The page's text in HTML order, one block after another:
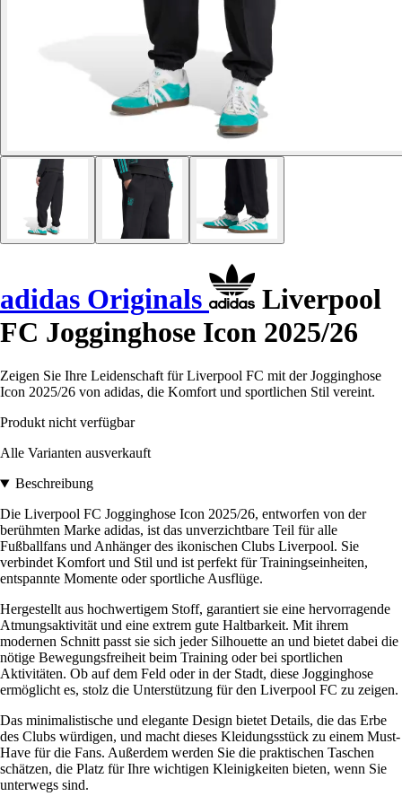
adidas Originals
Liverpool
FC Jogginghose Icon 2025/26
Zeigen Sie Ihre Leidenschaft für Liverpool FC mit der Jogginghose
Icon 2025/26 von adidas, die Komfort und sportlichen Stil vereint.
Produkt nicht verfügbar
Alle Varianten ausverkauft
Beschreibung
Die Liverpool FC Jogginghose Icon 2025/26, entworfen von der
berühmten Marke adidas, ist das unverzichtbare Teil für alle
Fußballfans und Anhänger des ikonischen Clubs Liverpool. Sie
verbindet Komfort und Stil und ist perfekt für Trainingseinheiten,
entspannte Momente oder sportliche Ausflüge.
Hergestellt aus hochwertigem Stoff, garantiert sie eine hervorragende
Atmungsaktivität und eine extrem gute Haltbarkeit. Mit ihrem
modernen Schnitt passt sie sich jeder Silhouette an und bietet dabei die
nötige Bewegungsfreiheit beim Training oder bei sportlichen
Aktivitäten. Ob auf dem Feld oder in der Stadt, diese Jogginghose
ermöglicht es, stolz die Unterstützung für den Liverpool FC zu zeigen.
Das minimalistische und elegante Design bietet Details, die das Erbe
des Clubs würdigen, und macht dieses Kleidungsstück zu einem Must-
Have für die Fans. Außerdem werden Sie die praktischen Taschen
schätzen, die Platz für Ihre wichtigen Kleinigkeiten bieten, wenn Sie
unterwegs sind.